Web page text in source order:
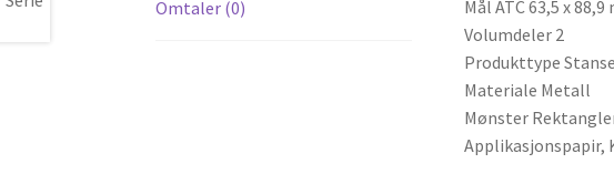
Omtaler (0)
Mål ATC 63,5 x
Volumdeler 2
Produkttype
Materiale Metall
Mønster
Applikasjonspapir,